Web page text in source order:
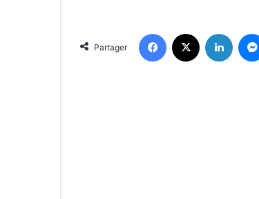
Partager